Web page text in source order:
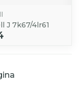
J 7k67/4lr61